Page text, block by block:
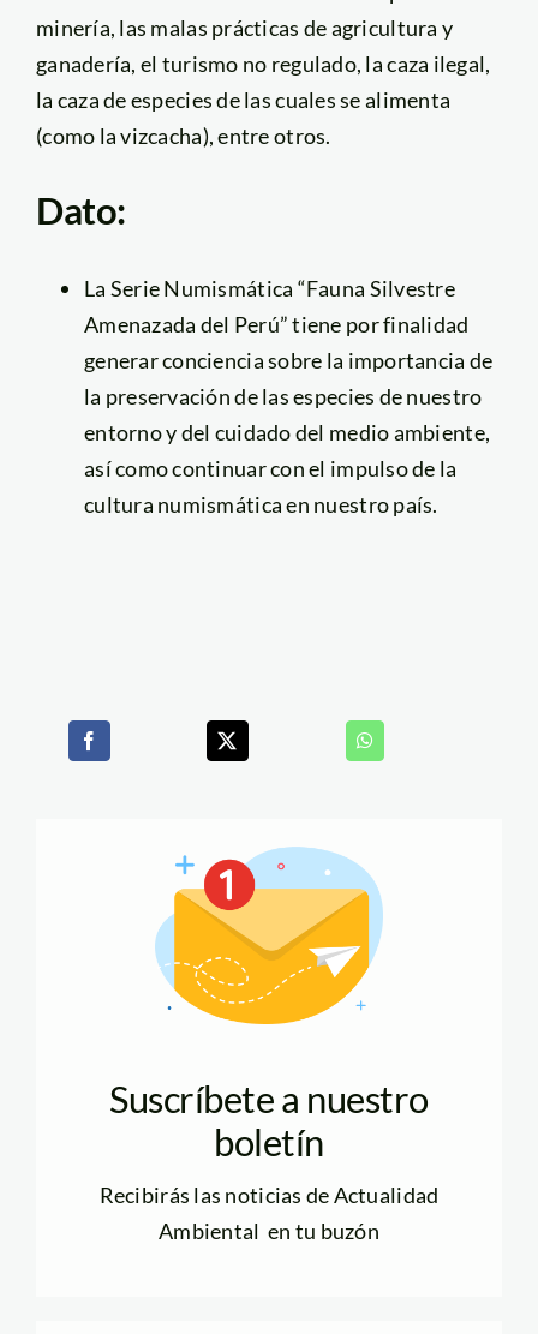
minería, las malas prácticas de agricultura y
ganadería, el turismo no regulado, la caza ilegal,
la caza de especies de las cuales se alimenta
(como la vizcacha), entre otros.
Dato:
La Serie Numismática “Fauna Silvestre
Amenazada del Perú” tiene por finalidad
generar conciencia sobre la importancia de
la preservación de las especies de nuestro
entorno y del cuidado del medio ambiente,
así como continuar con el impulso de la
cultura numismática en nuestro país.
Suscríbete a nuestro
boletín
Recibirás las noticias de Actualidad
Ambiental en tu buzón